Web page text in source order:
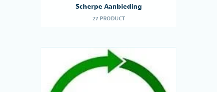
Scherpe Aanbieding
27 PRODUCT